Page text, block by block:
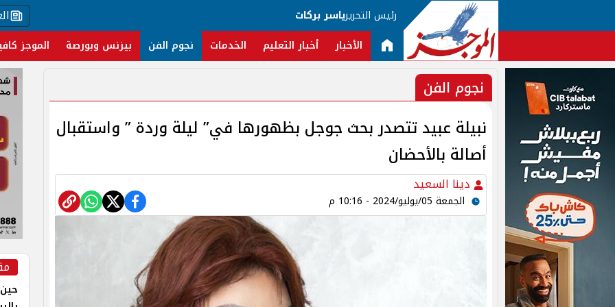
رئيس التحريرياسر بركات
الأخبار أخبار التعليم الخدمات نجوم الفن بيزنس وبورصة الموجز
نجوم الفن
نبيلة عبيد تتصدر بحث جوجل بظهورها في” ليلة وردة ” واستقبال
أصالة بالأحضان
دينا السعيد
الجمعة 05/يوليو/2024 - 10:16 م